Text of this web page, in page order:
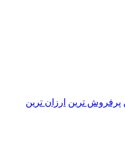
پرفروش ترین ارزان ترین